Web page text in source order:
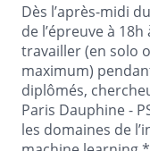
Dès l’après-midi du
de l’épreuve à
travailler (en solo
maximum)
diplômés,
Paris Dauphine -
les domaines de